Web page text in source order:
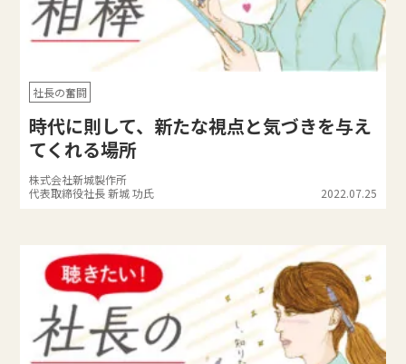
社長の奮闘
時代に則して、新たな視点と気づきを与え
てくれる場所
株式会社新城製作所
代表取締役社長 新城 功氏
2022.07.25